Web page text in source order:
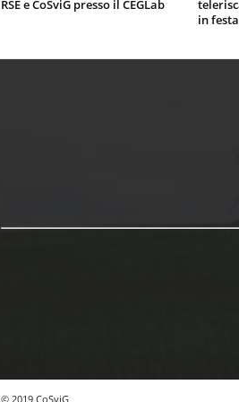
RSE e CoSviG presso il CEGLab
in
© 2019 CoSviG